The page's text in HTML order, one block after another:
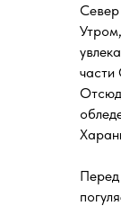
части
Перед